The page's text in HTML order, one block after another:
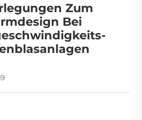
Zum
Bei